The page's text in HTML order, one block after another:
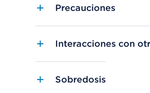
Precauciones
Interacciones con
Sobredosis